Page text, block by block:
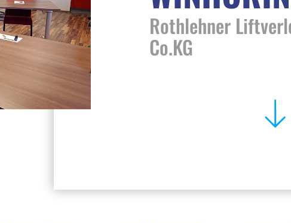
Rothlehner
Co.KG